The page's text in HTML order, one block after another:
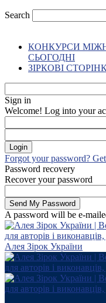
Search
КОНКУРСИ
СЬОГОДНІ
ЗІРКОВІ
Sign in
Welcome! Log into your
Forgot your password?
Password recovery
Recover your password
A password will be e-
Алея Зірок України